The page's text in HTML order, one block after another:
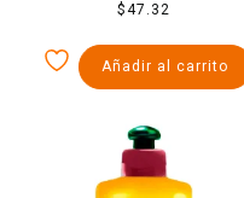
Essences Fuerza & brillo
300 ml
$47.32
Añadir al carrito